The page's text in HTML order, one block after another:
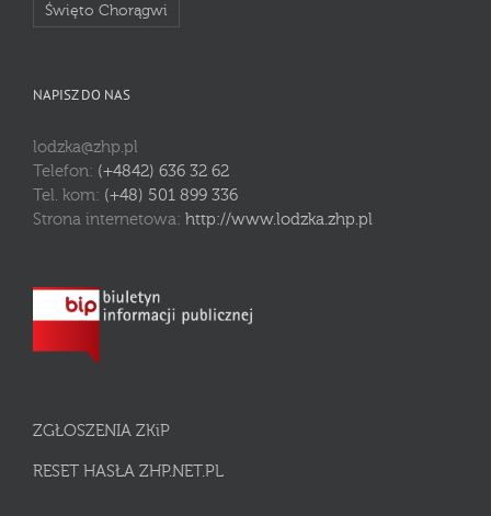
Święto Chorągwi
NAPISZ DO NAS
lodzka@zhp.pl
Telefon: (+4842) 636 32 62
Tel. kom: (+48) 501 899 336
Strona internetowa: http://www.lodzka.zhp.pl
ZGŁOSZENIA ZKiP
RESET HASŁA ZHP.NET.PL